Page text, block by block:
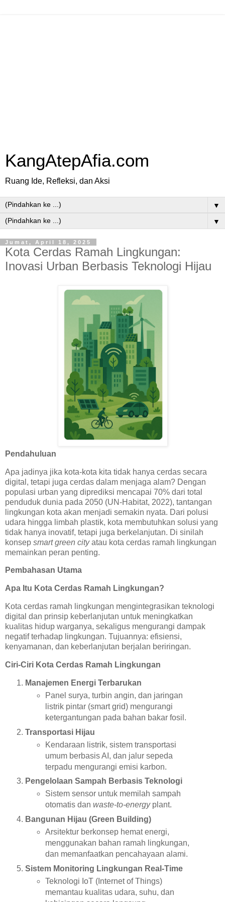
KangAtepAfia.com
Ruang Ide, Refleksi, dan Aksi
▼
▼
Jumat, April 18, 2025
Kota Cerdas Ramah Lingkungan:
Inovasi Urban Berbasis Teknologi Hijau
Pendahuluan
Apa jadinya jika kota-kota kita tidak hanya cerdas secara
digital, tetapi juga cerdas dalam menjaga alam? Dengan
populasi urban yang diprediksi mencapai 70% dari total
penduduk dunia pada 2050 (UN-Habitat, 2022), tantangan
lingkungan kota akan menjadi semakin nyata. Dari polusi
udara hingga limbah plastik, kota membutuhkan solusi yang
tidak hanya inovatif, tetapi juga berkelanjutan. Di sinilah
konsep smart green cityatau kota cerdas ramah lingkungan
memainkan peran penting.
Pembahasan Utama
Apa Itu Kota Cerdas Ramah Lingkungan?
Kota cerdas ramah lingkungan mengintegrasikan teknologi
digital dan prinsip keberlanjutan untuk meningkatkan
kualitas hidup warganya, sekaligus mengurangi dampak
negatif terhadap lingkungan. Tujuannya: efisiensi,
kenyamanan, dan keberlanjutan berjalan beriringan.
Ciri-Ciri Kota Cerdas Ramah Lingkungan
Manajemen Energi Terbarukan
Panel surya, turbin angin, dan jaringan
listrik pintar (smart grid) mengurangi
ketergantungan pada bahan bakar fosil.
Transportasi Hijau
Kendaraan listrik, sistem transportasi
umum berbasis AI, dan jalur sepeda
terpadu mengurangi emisi karbon.
Pengelolaan Sampah Berbasis Teknologi
Sistem sensor untuk memilah sampah
otomatis dan waste-to-energyplant.
Bangunan Hijau (Green Building)
Arsitektur berkonsep hemat energi,
menggunakan bahan ramah lingkungan,
dan memanfaatkan pencahayaan alami.
Sistem Monitoring Lingkungan Real-Time
Teknologi IoT (Internet of Things)
memantau kualitas udara, suhu, dan